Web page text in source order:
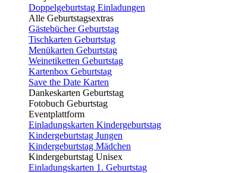
Doppelgeburtstag Einladungen
Alle Geburtstagsextras
Gästebücher Geburtstag
Tischkarten Geburtstag
Menükarten Geburtstag
Weinetiketten Geburtstag
Kartenbox Geburtstag
Save the Date Karten
Dankeskarten Geburtstag
Fotobuch Geburtstag
Eventplattform
Einladungskarten Kindergeburtstag
Kindergeburtstag Jungen
Kindergeburtstag Mädchen
Kindergeburtstag Unisex
Einladungskarten 1. Geburtstag